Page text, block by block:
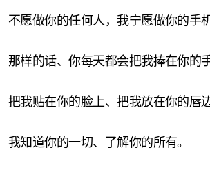
不愿做你的任何人，我宁愿做你的手机
那样的话、你每天都会把我捧在你的
把我贴在你的脸上、把我放在你的唇边
我知道你的一切、了解你的所有。